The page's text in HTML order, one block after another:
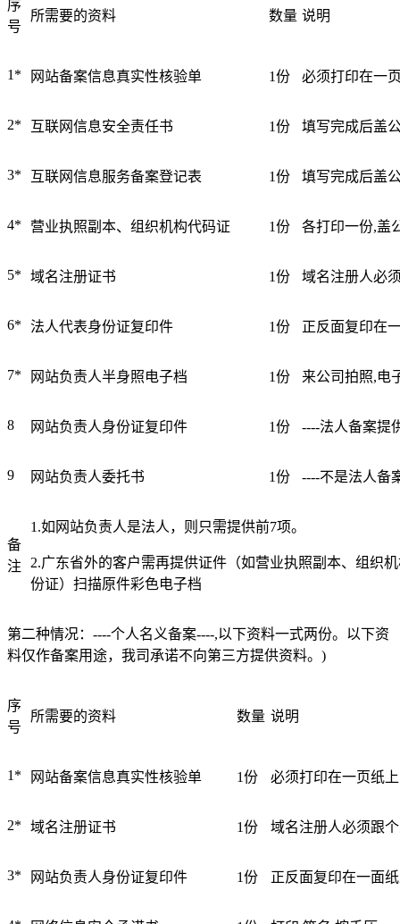
快速部署组网
大企业首选
SD-WAN
全球加速服务
华南BGP机房
深圳横岗电信机房
深圳龙华观澜机房
广州天河信息港机房
深圳南山沙河机房
华南双线机房
FIL/CHIA/BZZ首选机房
电信钻石五星级机房
香港NTT机房
序
号
所需要的资料 数量 说明
1* 网站备案信息真实性核验单 1份 必须打印在一
2* 互联网信息安全责任书 1份 填写完成后盖
3* 互联网信息服务备案登记表 1份 填写完成后盖
4* 营业执照副本、组织机构代码证 1份 各打印一份,盖
5* 域名注册证书 1份 域名注册人必
6* 法人代表身份证复印件 1份 正反面复印在
7* 网站负责人半身照电子档 1份 来公司拍照,电
8 网站负责人身份证复印件 1份 ----法人备案提
9 网站负责人委托书 1份 ----不是法人备
备
注
1.如网站负责人是法人，则只需提供前7项。
2.广东省外的客户需再提供证件（如营业执照副本、组织
份证）扫描原件彩色电子档
第二种情况：----个人名义备案----,以下资料一式两份。以下资
料仅作备案用途，我司承诺不向第三方提供资料。)
序
号
所需要的资料 数量 说明
1* 网站备案信息真实性核验单 1份 必须打印在一页纸
2* 域名注册证书 1份 域名注册人必须跟
3* 网站负责人身份证复印件 1份 正反面复印在一面